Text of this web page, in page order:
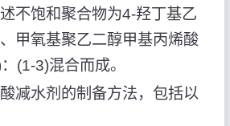
不饱和聚合物为4-羟丁基乙
甲氧基聚乙二醇甲基丙烯酸
(1-3)混合而成。
减水剂的制备方法，包括以